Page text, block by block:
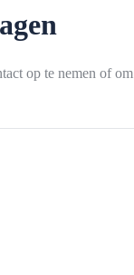
op te nemen of om